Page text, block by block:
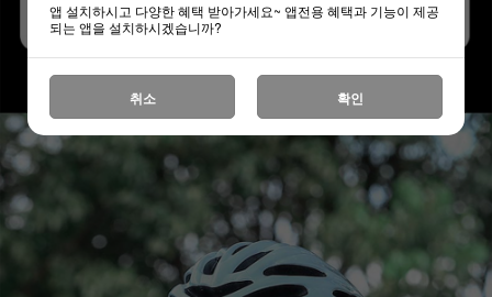
앱 설치하시고 다양한 혜택 받아가세요~ 앱전용 혜택과 기능이 제공
되는 앱을 설치하시겠습니까?
취소 확인